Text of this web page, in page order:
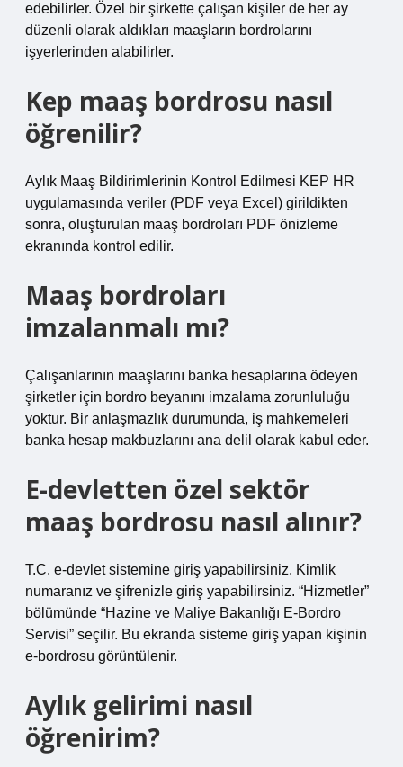
edebilirler. Özel bir şirkette çalışan kişiler de her ay
düzenli olarak aldıkları maaşların bordrolarını
işyerlerinden alabilirler.
Kep maaş bordrosu nasıl
öğrenilir?
Aylık Maaş Bildirimlerinin Kontrol Edilmesi KEP HR
uygulamasında veriler (PDF veya Excel) girildikten
sonra, oluşturulan maaş bordroları PDF önizleme
ekranında kontrol edilir.
Maaş bordroları
imzalanmalı mı?
Çalışanlarının maaşlarını banka hesaplarına ödeyen
şirketler için bordro beyanını imzalama zorunluluğu
yoktur. Bir anlaşmazlık durumunda, iş mahkemeleri
banka hesap makbuzlarını ana delil olarak kabul eder.
E-devletten özel sektör
maaş bordrosu nasıl alınır?
T.C. e-devlet sistemine giriş yapabilirsiniz. Kimlik
numaranız ve şifrenizle giriş yapabilirsiniz. “Hizmetler”
bölümünde “Hazine ve Maliye Bakanlığı E-Bordro
Servisi” seçilir. Bu ekranda sisteme giriş yapan kişinin
e-bordrosu görüntülenir.
Aylık gelirimi nasıl
öğrenirim?